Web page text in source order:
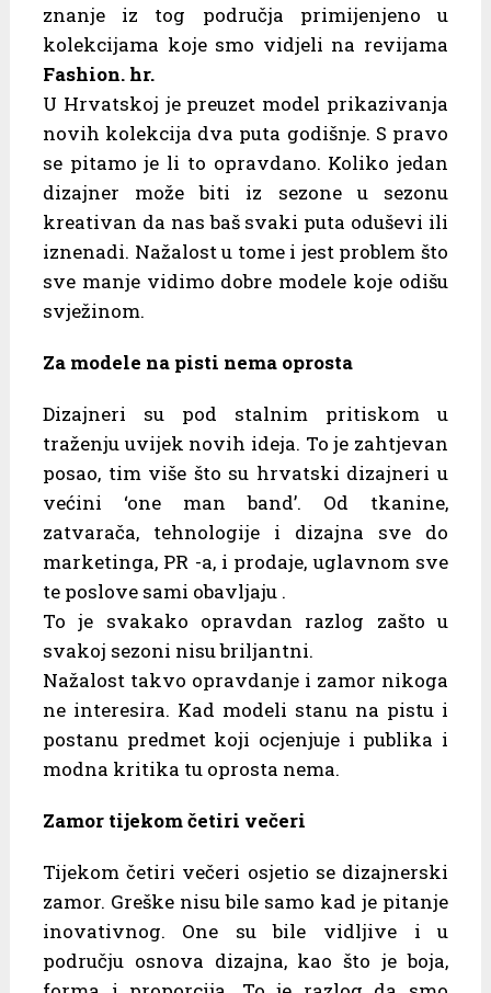
znanje iz tog područja primijenjeno u
kolekcijama koje smo vidjeli na revijama
Fashion. hr.
U Hrvatskoj je preuzet model prikazivanja
novih kolekcija dva puta godišnje. S pravo
se pitamo je li to opravdano. Koliko jedan
dizajner može biti iz sezone u sezonu
kreativan da nas baš svaki puta oduševi ili
iznenadi. Nažalost u tome i jest problem što
sve manje vidimo dobre modele koje odišu
svježinom.
Za modele na pisti nema oprosta
Dizajneri su pod stalnim pritiskom u
traženju uvijek novih ideja. To je zahtjevan
posao, tim više što su hrvatski dizajneri u
većini ‘one man band’. Od tkanine,
zatvarača, tehnologije i dizajna sve do
marketinga, PR -a, i prodaje, uglavnom sve
te poslove sami obavljaju .
To je svakako opravdan razlog zašto u
svakoj sezoni nisu briljantni.
Nažalost takvo opravdanje i zamor nikoga
ne interesira. Kad modeli stanu na pistu i
postanu predmet koji ocjenjuje i publika i
modna kritika tu oprosta nema.
Zamor tijekom četiri večeri
Tijekom četiri večeri osjetio se dizajnerski
zamor. Greške nisu bile samo kad je pitanje
inovativnog. One su bile vidljive i u
području osnova dizajna, kao što je boja,